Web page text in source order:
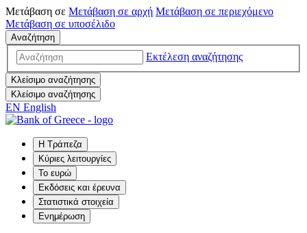
Μετάβαση σε Μετάβαση σε αρχή Μετάβαση σε περιεχόμενο
Μετάβαση σε υποσέλιδο
Αναζήτηση
Εκτέλεση αναζήτησης
Κλείσιμο αναζήτησης
Κλείσιμο αναζήτησης
EN English
Η Τράπεζα
Κύριες λειτουργίες
Το ευρώ
Εκδόσεις και έρευνα
Στατιστικά στοιχεία
Ενημέρωση